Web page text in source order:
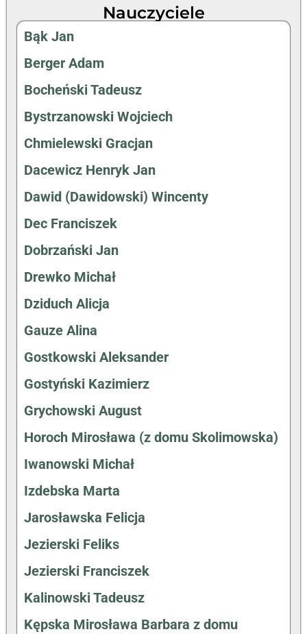
Nauczyciele
Bąk Jan
Berger Adam
Bocheński Tadeusz
Bystrzanowski Wojciech
Chmielewski Gracjan
Dacewicz Henryk Jan
Dawid (Dawidowski) Wincenty
Dec Franciszek
Dobrzański Jan
Drewko Michał
Dziduch Alicja
Gauze Alina
Gostkowski Aleksander
Gostyński Kazimierz
Grychowski August
Horoch Mirosława (z domu Skolimowska)
Iwanowski Michał
Izdebska Marta
Jarosławska Felicja
Jezierski Feliks
Jezierski Franciszek
Kalinowski Tadeusz
Kępska Mirosława Barbara z domu